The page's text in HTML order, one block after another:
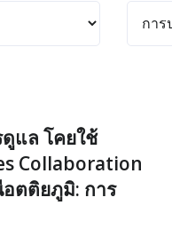
แล โคยใช้
Collaboration
อตติยภูมิ: การ